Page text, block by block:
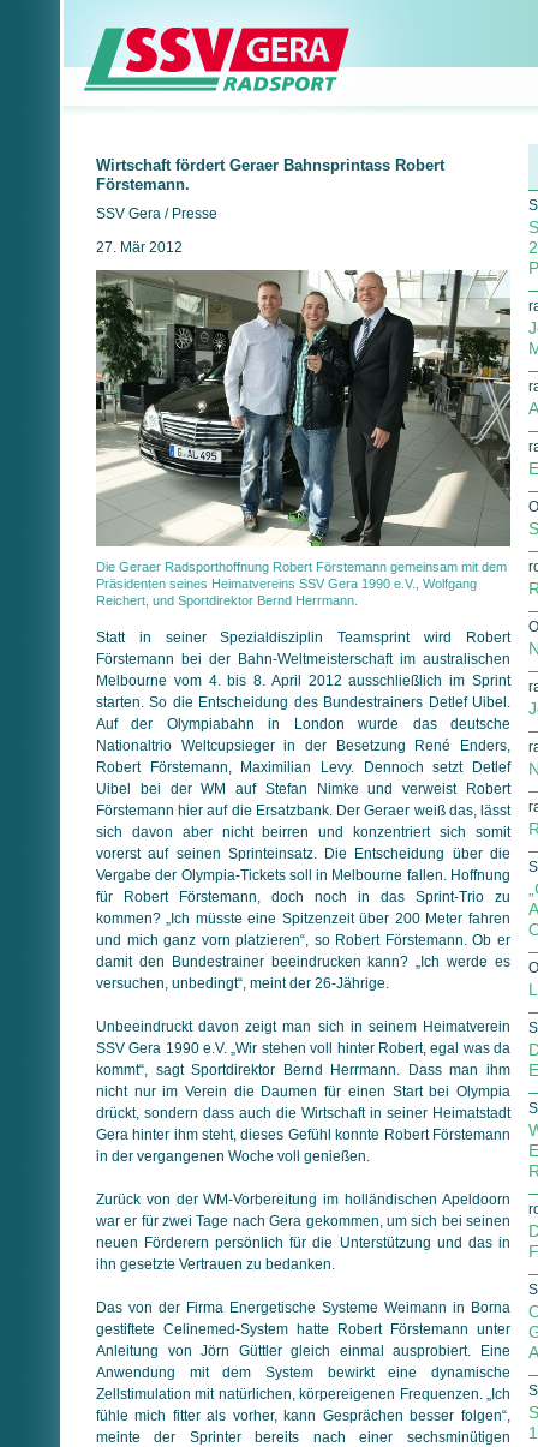
Wirtschaft fördert Geraer Bahnsprintass Robert
Förstemann.
SSV Gera / Presse
27. Mär 2012
Die Geraer Radsporthoffnung Robert Förstemann gemeinsam mit dem
Präsidenten seines Heimatvereins SSV Gera 1990 e.V., Wolfgang
Reichert, und Sportdirektor Bernd Herrmann.
Statt in seiner Spezialdisziplin Teamsprint wird Robert
Förstemann bei der Bahn-Weltmeisterschaft im australischen
Melbourne vom 4. bis 8. April 2012 ausschließlich im Sprint
starten. So die Entscheidung des Bundestrainers Detlef Uibel.
Auf der Olympiabahn in London wurde das deutsche
Nationaltrio Weltcupsieger in der Besetzung René Enders,
Robert Förstemann, Maximilian Levy. Dennoch setzt Detlef
Uibel bei der WM auf Stefan Nimke und verweist Robert
Förstemann hier auf die Ersatzbank. Der Geraer weiß das, lässt
sich davon aber nicht beirren und konzentriert sich somit
vorerst auf seinen Sprinteinsatz. Die Entscheidung über die
Vergabe der Olympia-Tickets soll in Melbourne fallen. Hoffnung
für Robert Förstemann, doch noch in das Sprint-Trio zu
kommen? „Ich müsste eine Spitzenzeit über 200 Meter fahren
und mich ganz vorn platzieren“, so Robert Förstemann. Ob er
damit den Bundestrainer beeindrucken kann? „Ich werde es
versuchen, unbedingt“, meint der 26-Jährige.
Unbeeindruckt davon zeigt man sich in seinem Heimatverein
SSV Gera 1990 e.V. „Wir stehen voll hinter Robert, egal was da
kommt“, sagt Sportdirektor Bernd Herrmann. Dass man ihm
nicht nur im Verein die Daumen für einen Start bei Olympia
drückt, sondern dass auch die Wirtschaft in seiner Heimatstadt
Gera hinter ihm steht, dieses Gefühl konnte Robert Förstemann
in der vergangenen Woche voll genießen.
Zurück von der WM-Vorbereitung im holländischen Apeldoorn
war er für zwei Tage nach Gera gekommen, um sich bei seinen
neuen Förderern persönlich für die Unterstützung und das in
ihn gesetzte Vertrauen zu bedanken.
Das von der Firma Energetische Systeme Weimann in Borna
gestiftete Celinemed-System hatte Robert Förstemann unter
Anleitung von Jörn Güttler gleich einmal ausprobiert. Eine
Anwendung mit dem System bewirkt eine dynamische
Zellstimulation mit natürlichen, körpereigenen Frequenzen. „Ich
fühle mich fitter als vorher, kann Gesprächen besser folgen“,
meinte der Sprinter bereits nach einer sechsminütigen